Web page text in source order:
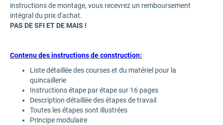
instructions de montage, vous recevrez un remboursement
intégral du prix d'achat.
PAS DE SFI ET DE MAIS !
Contenu des instructions de construction:
Liste détaillée des courses et du matériel pour la
quincaillerie
Instructions étape par étape sur 16 pages
Description détaillée des étapes de travail
Toutes les étapes sont illustrées
Principe modulaire